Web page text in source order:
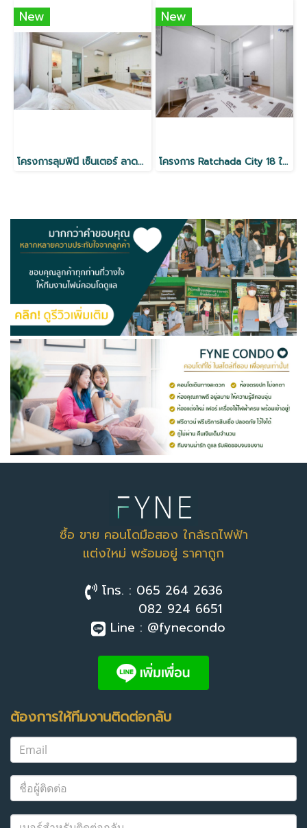
New
โครงการลุมพินี เซ็นเตอร์ ลาดพร้าว 111 ใกล้ MRT
New
โครงการ Ratchada City 18 ใกล้ MRT ห้วยขวาง
ซื้อ ขาย คอนโดมือสอง ใกล้รถไฟฟ้า
แต่งใหม่ พร้อมอยู่ ราคาถูก
โทร. : 065 264 2636
082 924 6651
Line : @fynecondo
ต้องการให้ทีมงานติดต่อกลับ